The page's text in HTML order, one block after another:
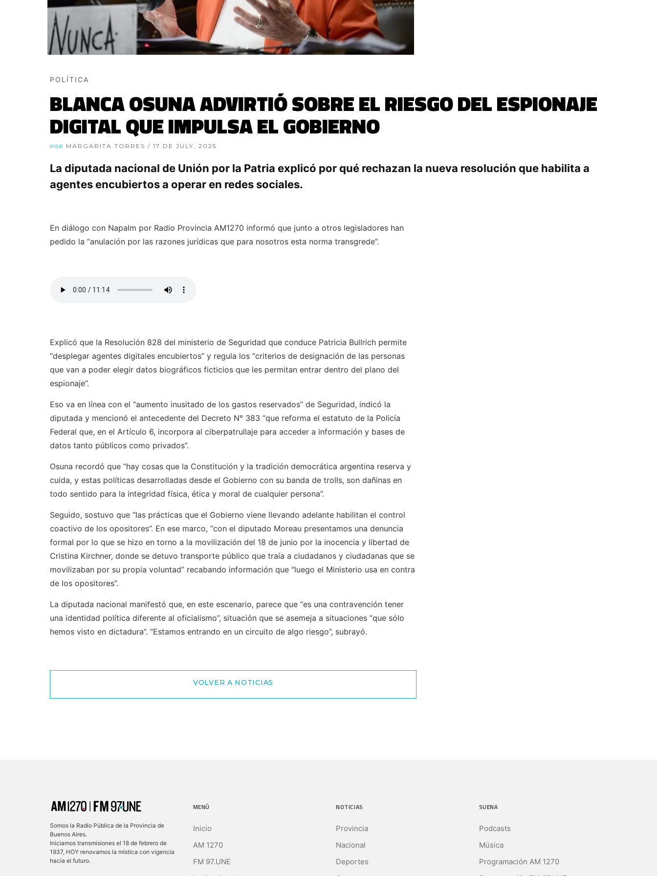
POLÍTICA
BLANCA OSUNA ADVIRTIÓ SOBRE EL RIESGO DEL ESPIONAJE
DIGITAL QUE IMPULSA EL GOBIERNO
POR MARGARITA TORRES / 17 DE JULY, 2025
La diputada nacional de Unión por la Patria explicó por qué rechazan la nueva resolución que habilita a
agentes encubiertos a operar en redes sociales.
En diálogo con Napalm por Radio Provincia AM1270 informó que junto a otros legisladores han
pedido la “anulación por las razones jurídicas que para nosotros esta norma transgrede”.
Explicó que la Resolución 828 del ministerio de Seguridad que conduce Patricia Bullrich permite
“desplegar agentes digitales encubiertos” y regula los “criterios de designación de las personas
que van a poder elegir datos biográficos ficticios que les permitan entrar dentro del plano del
espionaje”.
Eso va en línea con el “aumento inusitado de los gastos reservados” de Seguridad, indicó la
diputada y mencionó el antecedente del Decreto N° 383 “que reforma el estatuto de la Policía
Federal que, en el Artículo 6, incorpora al ciberpatrullaje para acceder a información y bases de
datos tanto públicos como privados”.
Osuna recordó que “hay cosas que la Constitución y la tradición democrática argentina reserva y
cuida, y estas políticas desarrolladas desde el Gobierno con su banda de trolls, son dañinas en
todo sentido para la integridad física, ética y moral de cualquier persona”.
Seguido, sostuvo que “las prácticas que el Gobierno viene llevando adelante habilitan el control
coactivo de los opositores”. En ese marco, “con el diputado Moreau presentamos una denuncia
formal por lo que se hizo en torno a la movilización del 18 de junio por la inocencia y libertad de
Cristina Kirchner, donde se detuvo transporte público que traía a ciudadanos y ciudadanas que se
movilizaban por su propia voluntad” recabando información que “luego el Ministerio usa en contra
de los opositores”.
La diputada nacional manifestó que, en este escenario, parece que “es una contravención tener
una identidad política diferente al oficialismo”, situación que se asemeja a situaciones “que sólo
hemos visto en dictadura”. “Estamos entrando en un circuito de algo riesgo”, subrayó.
VOLVER A NOTICIAS
Somos la Radio Pública de la Provincia de
Buenos Aires.
Iniciamos transmisiones el 18 de febrero de
1937, HOY renovamos la mística con vigencia
hacia el futuro.
MENÚ
Inicio
AM 1270
FM 97.UNE
NOTICIAS
Provincia
Nacional
Deportes
SUENA
Podcasts
Música
Programación AM 1270